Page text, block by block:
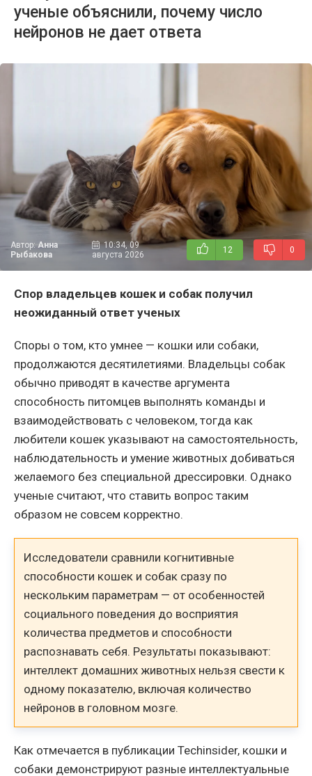
ученые объяснили, почему число
нейронов не дает ответа
Автор:Анна
Рыбакова
10:34, 09
августа 2026
12 0
Спор владельцев кошек и собак получил
неожиданный ответ ученых
Споры о том, кто умнее — кошки или собаки,
продолжаются десятилетиями. Владельцы собак
обычно приводят в качестве аргумента
способность питомцев выполнять команды и
взаимодействовать с человеком, тогда как
любители кошек указывают на самостоятельность,
наблюдательность и умение животных добиваться
желаемого без специальной дрессировки. Однако
ученые считают, что ставить вопрос таким
образом не совсем корректно.
Исследователи сравнили когнитивные
способности кошек и собак сразу по
нескольким параметрам — от особенностей
социального поведения до восприятия
количества предметов и способности
распознавать себя. Результаты показывают:
интеллект домашних животных нельзя свести к
одному показателю, включая количество
нейронов в головном мозге.
Как отмечается в публикации Techinsider, кошки и
собаки демонстрируют разные интеллектуальные